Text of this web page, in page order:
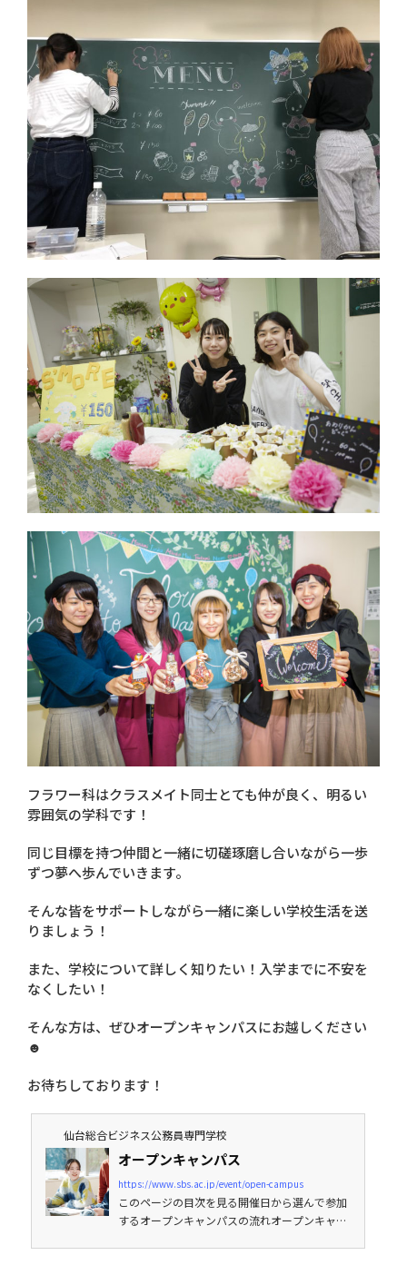
フラワー科はクラスメイト同士とても仲が良く、明るい
雰囲気の学科です！
同じ目標を持つ仲間と一緒に切磋琢磨し合いながら一歩
ずつ夢へ歩んでいきます。
そんな皆をサポートしながら一緒に楽しい学校生活を送
りましょう！
また、学校について詳しく知りたい！入学までに不安を
なくしたい！
そんな方は、ぜひオープンキャンパスにお越しください
☻
お待ちしております！
仙台総合ビジネス公務員専門学校
オープンキャンパス
https://www.sbs.ac.jp/event/open-campus
このページの目次を見る開催日から選んで参加
するオープンキャンパスの流れオープンキャン